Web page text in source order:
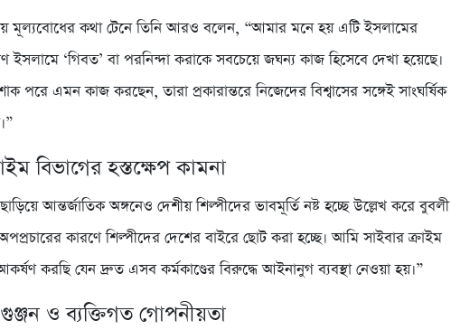
মূল্যবোধের কথা টেনে তিনি আরও বলেন, “আমার মনে হয় এটি ইসলামের
ইসলামে ‘গিবত’ বা পরনিন্দা করাকে সবচেয়ে জঘন্য কাজ হিসেবে দেখা হয়েছে।
পরে এমন কাজ করছেন, তারা প্রকারান্তরে নিজেদের বিশ্বাসের সঙ্গেই সাংঘর্ষিক
বিভাগের হস্তক্ষেপ কামনা
আন্তর্জাতিক অঙ্গনেও দেশীয় শিল্পীদের ভাবমূর্তি নষ্ট হচ্ছে উল্লেখ করে বুবলী
কারণে শিল্পীদের দেশের বাইরে ছোট করা হচ্ছে। আমি সাইবার ক্রাইম
করছি যেন দ্রুত এসব কর্মকাণ্ডের বিরুদ্ধে আইনানুগ ব্যবস্থা নেওয়া হয়।”
ও ব্যক্তিগত গোপনীয়তা